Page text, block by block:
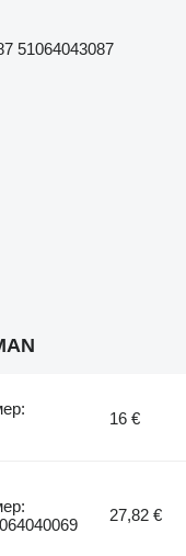
51064043087
16 €
27,82 €